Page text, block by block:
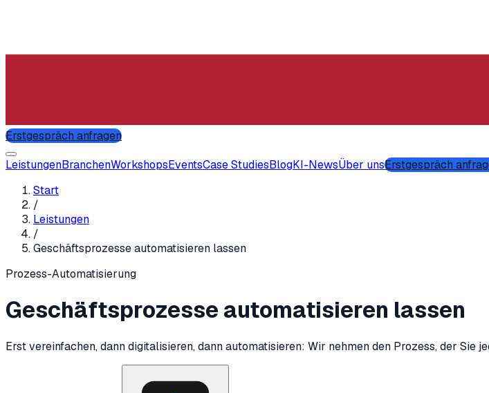
Erstgespräch anfragen
LeistungenBranchenWorkshopsEventsCase StudiesBlogKI-NewsÜber unsErstgespräch
Start
/
Leistungen
/
Geschäftsprozesse automatisieren lassen
Prozess-Automatisierung
Geschäftsprozesse automatisieren lassen
Erst vereinfachen, dann digitalisieren, dann automatisieren: Wir nehmen den Prozess, der